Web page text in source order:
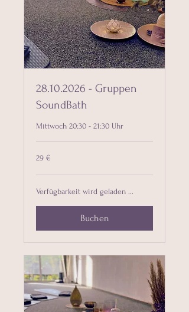
28.10.2026 - Gruppen
SoundBath
Mittwoch 20:30 - 21:30 Uhr
29
Euro
29 €
Verfügbarkeit wird geladen ...
Buchen